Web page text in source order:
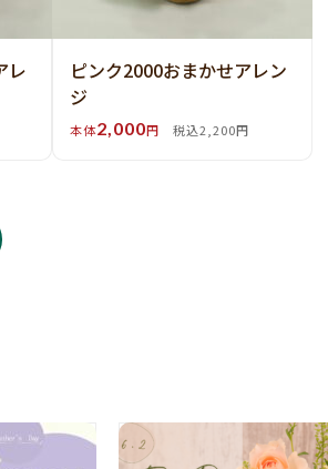
レ
ピンク2000おまかせアレン
ジ
本体2,000円 税込2,200円